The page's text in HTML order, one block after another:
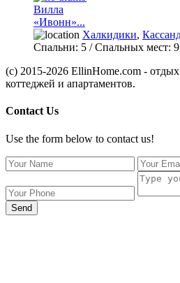
Вилла
«Ивонн»...
Халкидики,
Спальни: 5 / Спальных мест: 9
(c) 2015-2026 EllinHome.com -
коттеджей и апартаментов.
Contact Us
Use the form below to contact us!
Send